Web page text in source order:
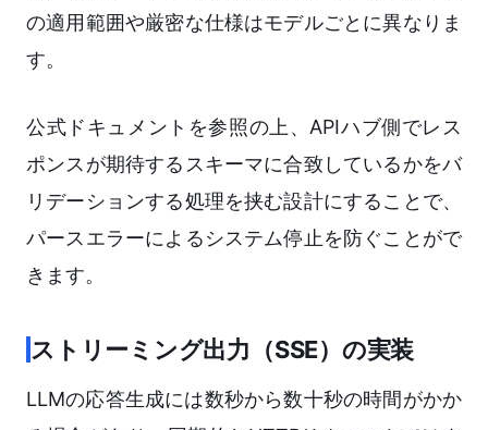
の適用範囲や厳密な仕様はモデルごとに異なりま
す。
公式ドキュメントを参照の上、APIハブ側でレス
ポンスが期待するスキーマに合致しているかをバ
リデーションする処理を挟む設計にすることで、
パースエラーによるシステム停止を防ぐことがで
きます。
ストリーミング出力（SSE）の実装
LLMの応答生成には数秒から数十秒の時間がかか